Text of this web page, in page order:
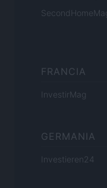
FRANCIA
InvestirMag
GERMANIA
Investieren24